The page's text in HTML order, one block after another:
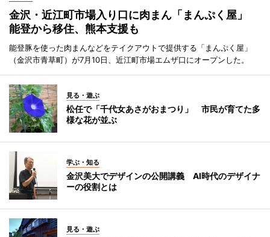
金沢・近江町市場入り口に肉まん「まんぷく屋」
能登から移住、熊本支援も
能登豚を使った肉まんなどをテイクアウトで提供する「まんぷく屋」
（金沢市青草町）が7月10日、近江町市場エムザ口にオープンした。
見る・遊ぶ
松任で「千代女あさがおまつり」 市民が育てた多
様な花が並ぶ
学ぶ・知る
金沢美大でデザインの公開講義 AI時代のデザイナ
ーの役割とは
見る・遊ぶ